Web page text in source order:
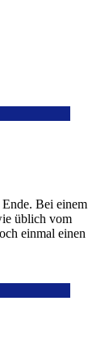
Bei einem
üblich vom
einmal einen